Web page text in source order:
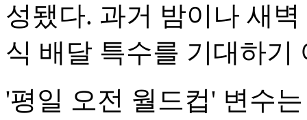
성됐다. 과거 밤이나 새
식 배달 특수를 기대하기
'평일 오전 월드컵' 변수